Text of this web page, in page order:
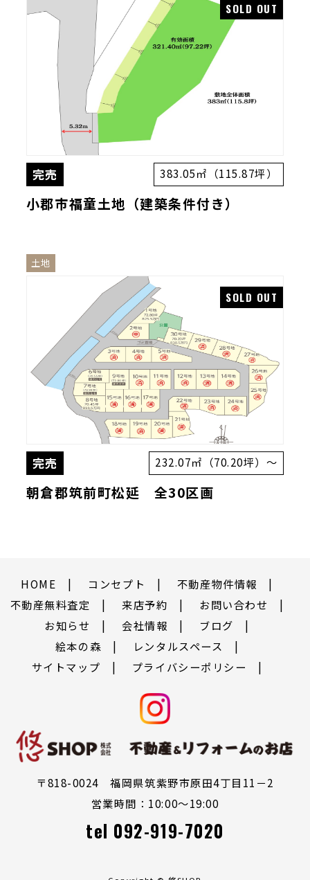
完売 383.05㎡（115.87坪）
小郡市福童土地（建築条件付き）
土地
完売 232.07㎡（70.20坪）～
朝倉郡筑前町松延 全30区画
HOME コンセプト
不動産物件情報
不動産無料査定
来店予約
お問い合わせ
お知らせ
会社情報
ブログ
絵本の森
レンタルスペース
サイトマップ
プライバシーポリシー
〒818-0024 福岡県筑紫野市原田4丁目11－2
営業時間：10:00～19:00
tel 092-919-7020